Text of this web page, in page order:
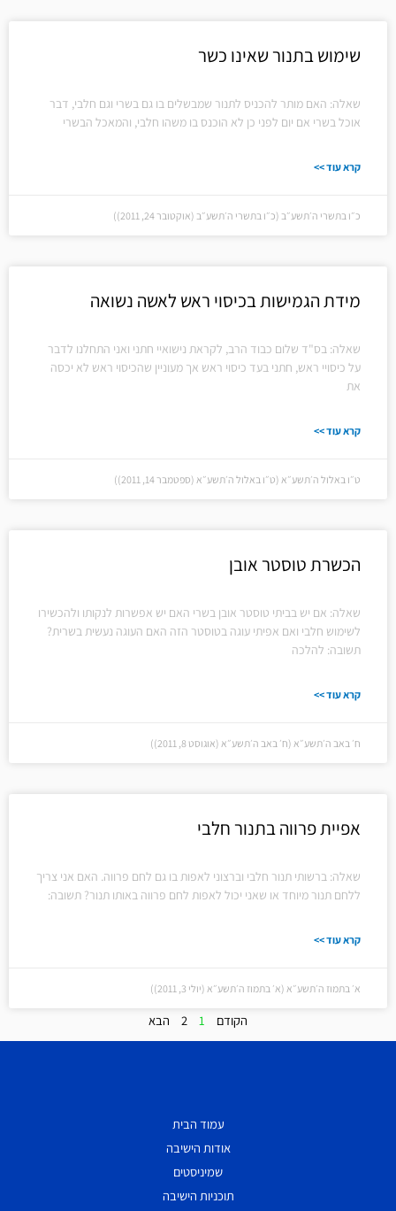
שימוש בתנור שאינו כשר
שאלה: האם מותר להכניס לתנור שמבשלים בו גם בשרי וגם חלבי, דבר
אוכל בשרי אם יום לפני כן לא הוכנס בו משהו חלבי, והמאכל הבשרי
קרא עוד >>
כ״ו בתשרי ה׳תשע״ב (כ״ו בתשרי ה׳תשע״ב (אוקטובר 24, 2011))
מידת הגמישות בכיסוי ראש לאשה נשואה
שאלה: בס"ד שלום כבוד הרב, לקראת נישואיי חתני ואני התחלנו לדבר
על כיסויי ראש, חתני בעד כיסוי ראש אך מעוניין שהכיסוי ראש לא יכסה
את
קרא עוד >>
ט״ו באלול ה׳תשע״א (ט״ו באלול ה׳תשע״א (ספטמבר 14, 2011))
הכשרת טוסטר אובן
שאלה: אם יש בביתי טוסטר אובן בשרי האם יש אפשרות לנקותו ולהכשירו
לשימוש חלבי ואם אפיתי עוגה בטוסטר הזה האם העוגה נעשית בשרית?
תשובה: להלכה
קרא עוד >>
ח׳ באב ה׳תשע״א (ח׳ באב ה׳תשע״א (אוגוסט 8, 2011))
אפיית פרווה בתנור חלבי
שאלה: ברשותי תנור חלבי וברצוני לאפות בו גם לחם פרווה. האם אני צריך
ללחם תנור מיוחד או שאני יכול לאפות לחם פרווה באותו תנור? תשובה:
קרא עוד >>
א׳ בתמוז ה׳תשע״א (א׳ בתמוז ה׳תשע״א (יולי 3, 2011))
הקודם 1
2 הבא
עמוד הבית
אודות הישיבה
שמיניסטים
תוכניות הישיבה